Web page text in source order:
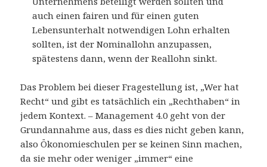
auch einen fairen und für einen guten
Lebensunterhalt notwendigen Lohn erhalten
sollten, ist der Nominallohn anzupassen,
spätestens dann, wenn der Reallohn sinkt.
Das Problem bei dieser Fragestellung ist, „Wer hat
Recht“ und gibt es tatsächlich ein „Rechthaben“ in
jedem Kontext. – Management 4.0 geht von der
Grundannahme aus, dass es dies nicht geben kann,
also Ökonomieschulen per se keinen Sinn machen,
da sie mehr oder weniger „immer“ eine